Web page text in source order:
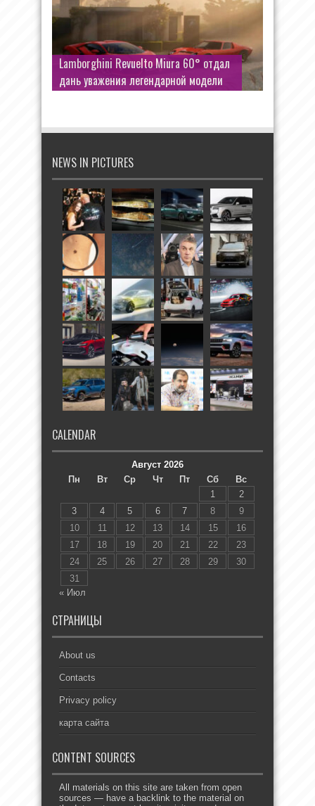
Lamborghini Revuelto Miura 60° отдал
дань уважения легендарной модели
NEWS IN PICTURES
CALENDAR
Август 2026
Пн
Вт Ср Чт Пт Сб
Вс
1
2
3
4 5 6 7 8
9
10
11 12 13 14 15
16
17
18 19 20 21 22
23
24
25 26 27 28 29
30
31
« Июл
СТРАНИЦЫ
About us
Contacts
Privacy policy
карта сайта
CONTENT SOURCES
All materials on this site are taken from open
sources — have a backlink to the material on